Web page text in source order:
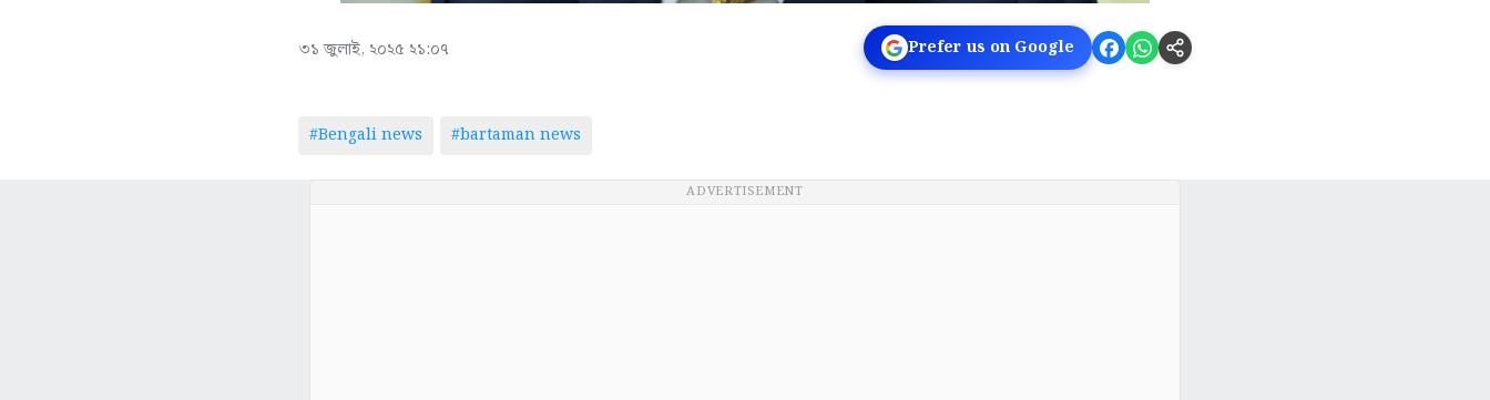
৩১ জুলাই, ২০২৫ ২১:০৭ Prefer us on Google
#Bengali news #bartaman news
ADVERTISEMENT